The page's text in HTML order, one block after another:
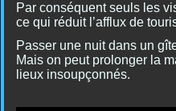
Par conséquent seuls les
ce qui réduit l’afflux de
Passer une nuit dans un
Mais on peut prolonger la
lieux insoupçonnés.